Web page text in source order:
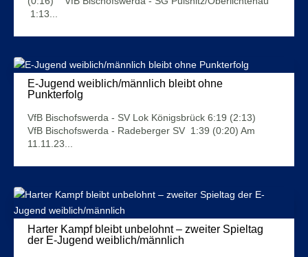
1:13...
E-Jugend weiblich/männlich bleibt ohne
Punkterfolg
VfB Bischofswerda - SV Lok Königsbrück 6:19 (2:13)
VfB Bischofswerda - Radeberger SV 1:39 (0:20) Am
11.11.23...
Harter Kampf bleibt unbelohnt – zweiter Spieltag
der E-Jugend weiblich/männlich